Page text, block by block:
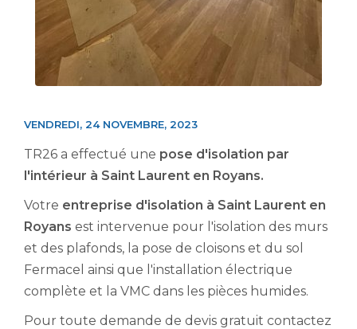
VENDREDI, 24 NOVEMBRE, 2023
TR26 a effectué une pose d'isolation par
l'intérieur à Saint Laurent en Royans.
Votre entreprise d'isolation à Saint Laurent en
Royans est intervenue pour l'isolation des murs
et des plafonds, la pose de cloisons et du sol
Fermacel ainsi que l'installation électrique
complète et la VMC dans les pièces humides.
Pour toute demande de devis gratuit contactez